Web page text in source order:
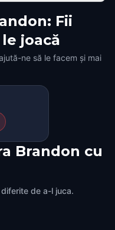
Fii
joacă
ne să le facem și mai
Brandon cu
de a-l juca.